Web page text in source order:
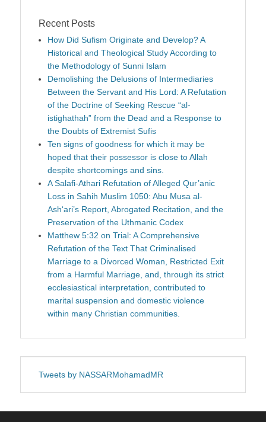
Recent Posts
How Did Sufism Originate and Develop? A
Historical and Theological Study According to
the Methodology of Sunni Islam
Demolishing the Delusions of Intermediaries
Between the Servant and His Lord: A Refutation
of the Doctrine of Seeking Rescue “al-
istighathah” from the Dead and a Response to
the Doubts of Extremist Sufis
Ten signs of goodness for which it may be
hoped that their possessor is close to Allah
despite shortcomings and sins.
A Salafi-Athari Refutation of Alleged Qur’anic
Loss in Sahih Muslim 1050: Abu Musa al-
Ash‘ari’s Report, Abrogated Recitation, and the
Preservation of the Uthmanic Codex
Matthew 5:32 on Trial: A Comprehensive
Refutation of the Text That Criminalised
Marriage to a Divorced Woman, Restricted Exit
from a Harmful Marriage, and, through its strict
ecclesiastical interpretation, contributed to
marital suspension and domestic violence
within many Christian communities.
Tweets by NASSARMohamadMR